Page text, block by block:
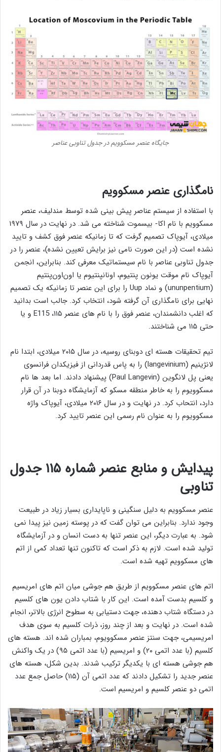
جایگاه عنصر مسکوویم در جدول تناوبی عناصر
نامگذاری عنصرمسکوویم
با استفاده از سیستم عناصر پیش‌ بینی ‌شده توسط مندلیف، عنصر
مسکوویم با نام اکا- بیسموت شناخته می ‌شد. در نهایت در سال ۱۹۷۹
میلادی، آیوپاک تصمیم گرفت که تا زمانیکه عنصر فوق کشف و تایید
نشده است (در این صورت نامی نیز برایش تعیین نشده)، عنصر را در
جدول تناوبی عناصر با نام سیستماتیک معرفی کند. بنابراین، انجمن
آیوپاک نام موقت یونون پنتیوم، اونانپنتیوم یا اون‌اون‌پنتیم
(ununpentium) و نماد Uup را برای این عنصر تا زمانیکه یک تصمیم
نهایی برای نامگذاری آن گرفته شود، انتخاب کرد. جالب است بدانید
که اغلب دانشمندان، عنصر فوق را با نام ‌های عنصر ۱۱۵، E115 و یا
حتی ۱۱۵ می ‌شناختند.
تیم تحقیقات هسته ‌ای دوبنای روسیه، در سال ۲۰۱۵ میلادی، ابتدا نام
لانژینیم (langevinium) را به پاس قدردانی از فیزیکدان فرانسوی
یعنی پل لانگوین (Paul Langevin) پیشنهاد دادند. اما بعد ها نام
مسکوویوم را به خاطر منطقه مسکو که آزمایشگاه دوبنا در آن قرار
دارد، انتحاب کرد. در نهایت و در سال ۲۰۱۶ میلادی، آیوپاک واژه
مسکوویوم را به عنوان نام رسمی این عنصر تایید کرد.
پیدایش و منابع عنصر شماره ۱۱۵ جدول
تناوبی
عنصر مسکوویم به دلیل سنگینی و ناپایداری بسیار زیاد در طبیعت
وجود ندارد. بنابراین می توان گفت که در پوسته زمین نیز پیدا نمی
شود. به عبارت دیگر، این عنصر تنها به دست انسان و در آزمایشگاه
تولید شده است. لازم به ذکر است که تاکنون تنها تعداد کمی از اتم
‌های مسکوویم تهیه شده است.
اتم های عنصر مسکوویم از طریق هم جوشی میان اتم های امریسیم
و کلسیم بدست آمده است. این کار با شتاب دادن یون های کلسیم
در دستگاه شتاب دهنده، جهت دستیابی به سطوح انرژی بالاتر، انجام
شده است. در نهایت و بعد از چند روز، ذرات کلسیم به سوی هدف
امریسیمی، جهت سنتز عنصر مسکوویوم، بمباران شده اند. هسته های
کلسیم (با عدد اتمی ۲۰) و امریسیم (با عدد اتمی ۹۵) در یک واکنش
هم جوشی هسته ای با یکدیگر ترکیب شدند. بدین شکل، هسته های
عنصر جدید را تشکیل دادند که عدد اتمی آن (۱۱۵) حاصل جمع عدد
اتمی دو عنصر کلسیم و امریسیم است.